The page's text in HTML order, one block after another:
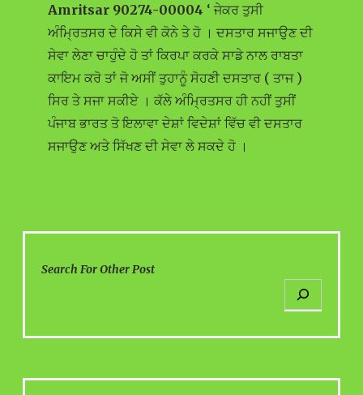
Amritsar 90274-00004 ‘ ਜੇਕਰ ਤੁਸੀ
ਅੰਮ੍ਰਿਤਸਰ ਦੇ ਕਿਸੇ ਵੀ ਕੋਨੇ ਤੇ ਹੋ । ਦਸਤਾਰ ਸਜਾਉਣ ਦੀ
ਸੇਵਾ ਲੇਣਾ ਚਾਹੁੰਦੇ ਹੋ ਤਾਂ ਕਿਰਪਾ ਕਰਕੇ ਸਾਡੇ ਨਾਲ ਰਾਬਤਾ
ਕਾਇਮ ਕਰੋ ਤਾਂ ਜੋ ਅਸੀਂ ਤੁਹਾਨੂੰ ਸੋਹਣੀ ਦਸਤਾਰ ( ਤਾਜ )
ਸਿਰ ਤੇ ਸਜਾ ਸਕੀਏ । ਕੱਲੇ ਅੰਮ੍ਰਿਤਸਰ ਹੀ ਨਹੀਂ ਤੁਸੀਂ
ਪੰਜਾਬ ਭਾਰਤ ਤੋ ਇਲਾਵਾ ਦੇਸ਼ਾਂ ਵਿਦੇਸ਼ਾਂ ਵਿੱਚ ਵੀ ਦਸਤਾਰ
ਸਜਾਉਣ ਅਤੇ ਸਿੱਖਣ ਦੀ ਸੇਵਾ ਲੇ ਸਕਦੇ ਹੋ ।
Search For Other Post